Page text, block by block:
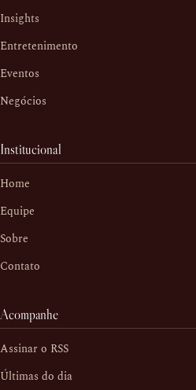
Insights
Entretenimento
Eventos
Negócios
Institucional
Home
Equipe
Sobre
Contato
Acompanhe
Assinar o RSS
Últimas do dia